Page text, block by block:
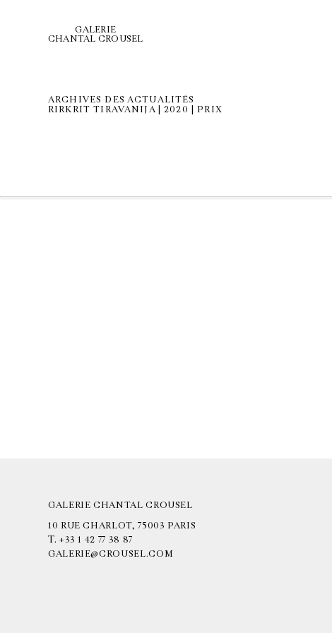
GALERIE
CHANTAL CROUSEL
ARCHIVES DES ACTUALITÉS
RIRKRIT TIRAVANIJA | 2020 | PRIX
GALERIE CHANTAL CROUSEL
10 RUE CHARLOT, 75003 PARIS
T. +33 1 42 77 38 87
GALERIE@CROUSEL.COM